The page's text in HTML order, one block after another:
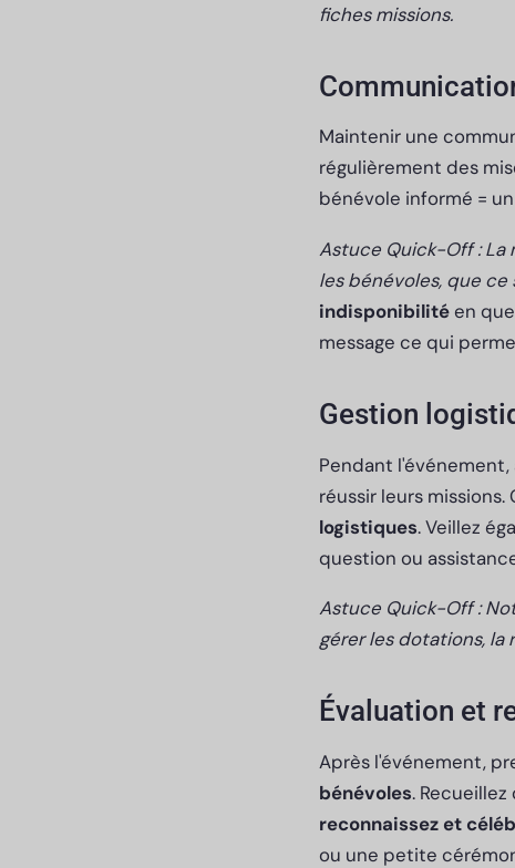
fiches missions.
Maintenir une
régulièrement des
bénévole informé = un
Astuce Quick-Off :
les bénévoles, que
indisponibilitéen
message ce qui
Gestion
Pendant
réussir leurs missions.
logistiques. Veillez
question ou
Astuce Quick-Off :
gérer les dotations,
Évaluation et
Après l'événement,
bénévoles.
reconnaissez et
ou une petite